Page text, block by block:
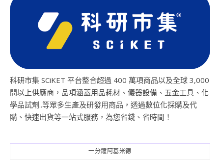
科研市集 SCiKET 平台整合超過 400 萬項商品以及全球 3,000
間以上供應商，品項涵蓋用品耗材、儀器設備、五金工具、化
學品試劑..等眾多生產及研發用商品，透過數位化採購及代
購、快速出貨等一站式服務，為您省錢、省時間！
一分鐘阿基米德